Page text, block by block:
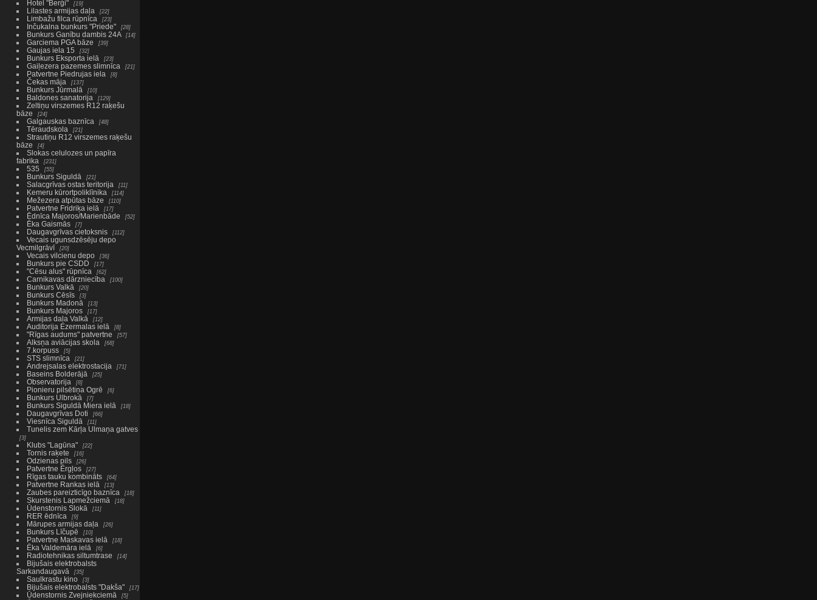
Hotel "Berģi" 19
Lilastes armijas daļa 22
Limbažu filca rūpnīca 23
Inčukalna bunkurs "Priede" 28
Bunkurs Ganību dambis 24A 14
Garciema PGA bāze 39
Gaujas iela 15 32
Bunkurs Eksporta ielā 23
Gaiļezera pazemes slimnīca 21
Patvertne Piedrujas iela 8
Čekas māja 137
Bunkurs Jūrmalā 10
Baldones sanatorija 129
Zeltiņu virszemes R12 raķešu
bāze
24
Galgauskas baznīca 48
Tēraudskola 21
Strautiņu R12 virszemes raķešu
bāze
4
Slokas celulozes un papīra
fabrika
231
535 55
Bunkurs Siguldā 21
Salacgrīvas ostas teritorija 11
Ķemeru kūrortpoliklīnika 114
Mežezera atpūtas bāze 110
Patvertne Fridriķa ielā 17
Ēdnīca Majoros/Marienbāde 52
Ēka Gaismās 7
Daugavgrīvas cietoksnis 112
Vecais ugunsdzēsēju depo
Vecmilgrāvī
20
Vecais vilcienu depo 36
Bunkurs pie CSDD 17
"Cēsu alus" rūpnīca 62
Carnikavas dārzniecība 100
Bunkurs Valkā 20
Bunkurs Cēsīs 3
Bunkurs Madonā 13
Bunkurs Majoros 17
Armijas daļa Valkā 12
Auditorija Ezermalas ielā 8
"Rīgas audums" patvertne 57
Alksņa aviācijas skola 68
7.korpuss 5
STS slimnīca 21
Andrejsalas elektrostacija 71
Baseins Bolderājā 25
Observatorija 8
Pionieru pilsētiņa Ogrē 6
Bunkurs Ulbrokā 7
Bunkurs Siguldā Miera ielā 18
Daugavgrīvas Doti 66
Viesnīca Siguldā 11
Tunelis zem Kārļa Ulmaņa gatves
3
Klubs "Lagūna" 22
Tornis raķete 16
Odzienas pils 26
Patvertne Ērgļos 27
Rīgas tauku kombināts 64
Patvertne Rankas ielā 13
Zaubes pareizticīgo baznīca 18
Skurstenis Lapmežciemā 18
Ūdenstornis Slokā 11
RER ēdnīca 9
Mārupes armijas daļa 26
Bunkurs Līčupē 10
Patvertne Maskavas ielā 18
Ēka Valdemāra ielā 6
Radiotehnikas siltumtrase 14
Bijušais elektrobalsts
Sarkandaugavā
35
Saulkrastu kino 3
Bijušais elektrobalsts "Dakša" 17
Ūdenstornis Zvejniekciemā 5